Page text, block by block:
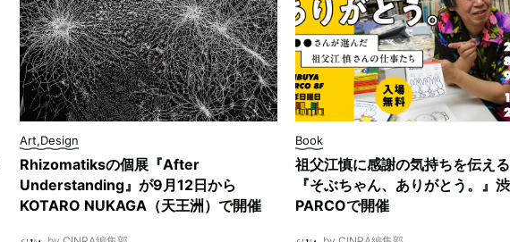
Art,Design
Rhizomatiksの個展『After
Understanding』が9月12日から
KOTARO NUKAGA（天王洲）で開催
Book
祖父江慎に感謝の気持ちを伝え
『そぶちゃん、ありがとう。』
PARCOで開催